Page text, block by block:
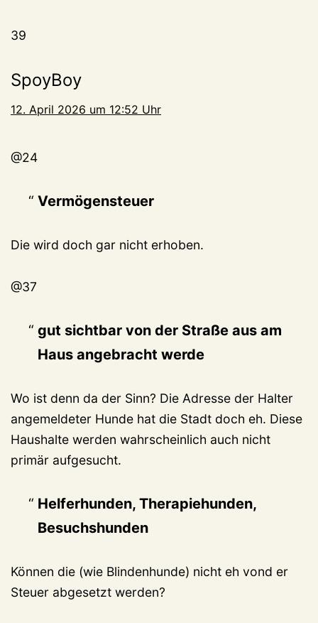
39
SpoyBoy
12. April 2026 um 12:52 Uhr
@24
Vermögensteuer
Die wird doch gar nicht erhoben.
@37
gut sichtbar von der Straße aus am
Haus angebracht werde
Wo ist denn da der Sinn? Die Adresse der Halter
angemeldeter Hunde hat die Stadt doch eh. Diese
Haushalte werden wahrscheinlich auch nicht
primär aufgesucht.
Helferhunden, Therapiehunden,
Besuchshunden
Können die (wie Blindenhunde) nicht eh vond er
Steuer abgesetzt werden?